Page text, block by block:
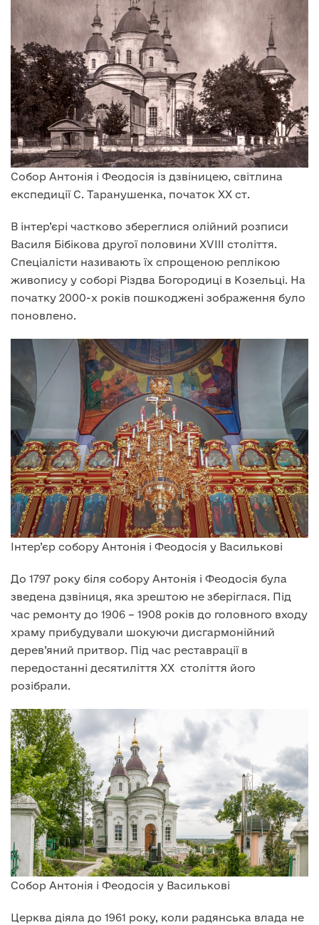
Собор Антонія і Феодосія із дзвіницею, світлина
експедиції С. Таранушенка, початок XX ст.
В інтер’єрі частково збереглися олійний розписи
Василя Бібікова другої половини XVIII століття.
Спеціалісти називають їх спрощеною реплікою
живопису у соборі Різдва Богородиці в Козельці. На
початку 2000-х років пошкоджені зображення було
поновлено.
Інтер’єр собору Антонія і Феодосія у Василькові
До 1797 року біля собору Антонія і Феодосія була
зведена дзвіниця, яка зрештою не зберіглася. Під
час ремонту до 1906 – 1908 років до головного входу
храму прибудували шокуючи дисгармонійний
дерев’яний притвор. Під час реставрації в
передостанні десятиліття XX століття його
розібрали.
Собор Антонія і Феодосія у Василькові
Церква діяла до 1961 року, коли радянська влада не